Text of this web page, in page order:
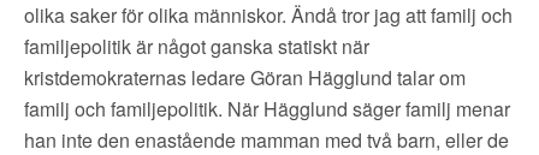
olika saker för olika människor. Ändå tror jag att familj och
familjepolitik är något ganska statiskt när
kristdemokraternas ledare Göran Hägglund talar om
familj och familjepolitik. När Hägglund säger familj menar
han inte den enastående mamman med två barn, eller de